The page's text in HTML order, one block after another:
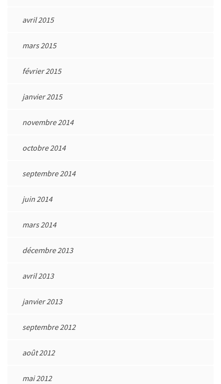
avril 2015
mars 2015
février 2015
janvier 2015
novembre 2014
octobre 2014
septembre 2014
juin 2014
mars 2014
décembre 2013
avril 2013
janvier 2013
septembre 2012
août 2012
mai 2012